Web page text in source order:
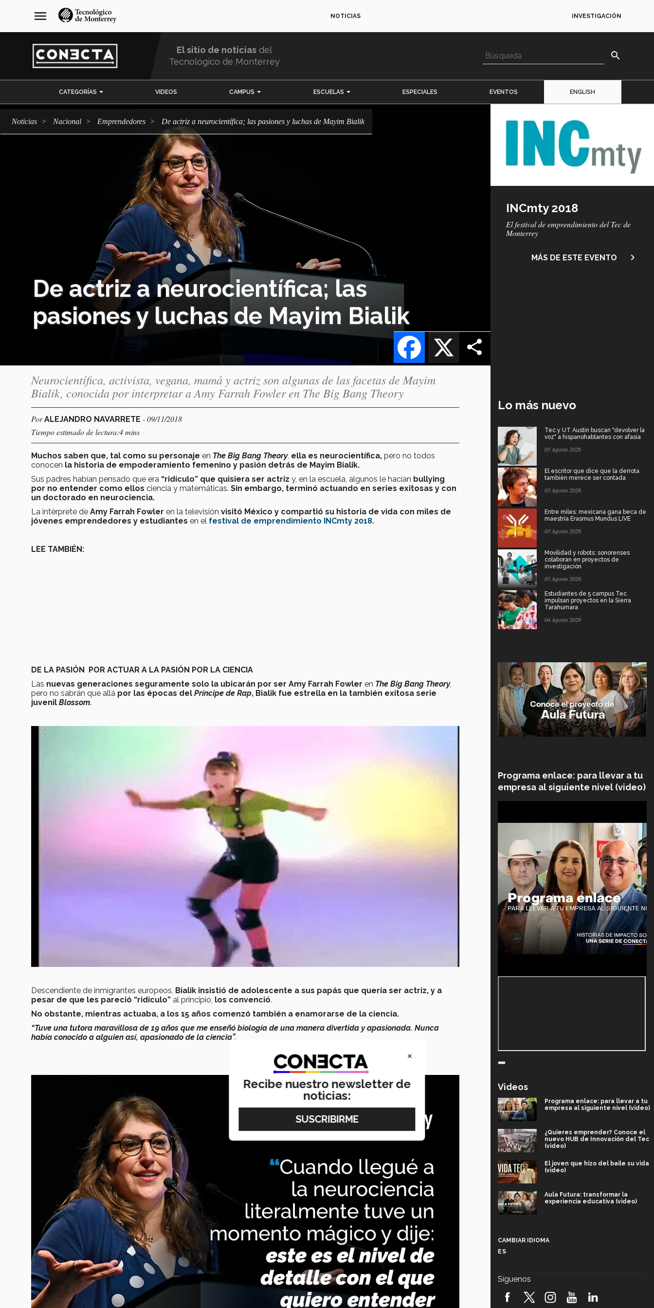
navegación
principal
menu NOTICIAS INVESTIGACIÓN
El sitio de noticias del
Tecnológico de Monterrey
search
CATEGORÍAS VIDEOS CAMPUS ESCUELAS ESPECIALES EVENTOS ENGLISH
Noticias Nacional emprendedores De actriz a neurocientífica; las pasiones y luchas de Mayim Bialik
De actriz a neurocientífica; las
pasiones y luchas de Mayim Bialik
X
Facebook
INCmty 2018
Subtítulo
El festival de emprendimiento del Tec de
Monterrey
MÁS DE ESTE EVENTO navigate_next
Neurocientífica, activista, vegana, mamá y actriz son algunas de las facetas de Mayim
Bialik, conocida por interpretar a Amy Farrah Fowler en The Big Bang Theory
PorALEJANDRO NAVARRETE - 09/11/2018
Tiempo estimado de lectura:4 mins
Muchos saben que, tal como su personaje en The Big Bang Theory, ella es neurocientífica, pero no todos
conocen la historia de empoderamiento femenino y pasión detrás de Mayim Bialik.
Sus padres habían pensado que era “ridículo” que quisiera ser actriz y, en la escuela, algunos le hacían bullying
por no entender como ellos ciencia y matemáticas. Sin embargo, terminó actuando en series exitosas y con
un doctorado en neurociencia.
La intérprete de Amy Farrah Fowler en la televisión visitó México y compartió su historia de vida con miles de
jóvenes emprendedores y estudiantes en el festival de emprendimiento INCmty 2018.
LEE TAMBIÉN:
DE LA PASIÓN POR ACTUAR A LA PASIÓN POR LA CIENCIA
Las nuevas generaciones seguramente solo la ubicarán por ser Amy Farrah Fowler en The Big Bang Theory,
pero no sabrán que allá por las épocas del Príncipe de Rap, Bialik fue estrella en la también exitosa serie
juvenil Blossom.
Descendiente de inmigrantes europeos, Bialik insistió de adolescente a sus papás que quería ser actriz, y a
pesar de que les pareció “ridículo” al principio, los convenció.
No obstante, mientras actuaba, a los 15 años comenzó también a enamorarse de la ciencia.
“Tuve una tutora maravillosa de 19 años que me enseñó biología de una manera divertida y apasionada. Nunca
había conocido a alguien así, apasionado de la ciencia”.
Lo más nuevo
Tec y UT Austin buscan "devolver la
voz" a hispanohablantes con afasia
05 Agosto 2026
El escritor que dice que la derrota
también merece ser contada
05 Agosto 2026
Entre miles: mexicana gana beca de
maestría Erasmus Mundus LIVE
05 Agosto 2026
Movilidad y robots: sonorenses
colaboran en proyectos de
investigación
05 Agosto 2026
Estudiantes de 5 campus Tec
impulsan proyectos en la Sierra
Tarahumara
04 Agosto 2026
Programa enlace: para llevar a tu
empresa al siguiente nivel (video)
Videos
Programa enlace: para llevar a tu
empresa al siguiente nivel (video)
¿Quieres emprender? Conoce el
nuevo HUB de Innovación del Tec
(video)
El joven que hizo del baile su vida
(video)
Aula Futura: transformar la
experiencia educativa (video)
robótica FIRST 2026! (video)
CAMBIAR IDIOMA
ES
Síguenos
×
Recibe nuestro newsletter de
noticias: